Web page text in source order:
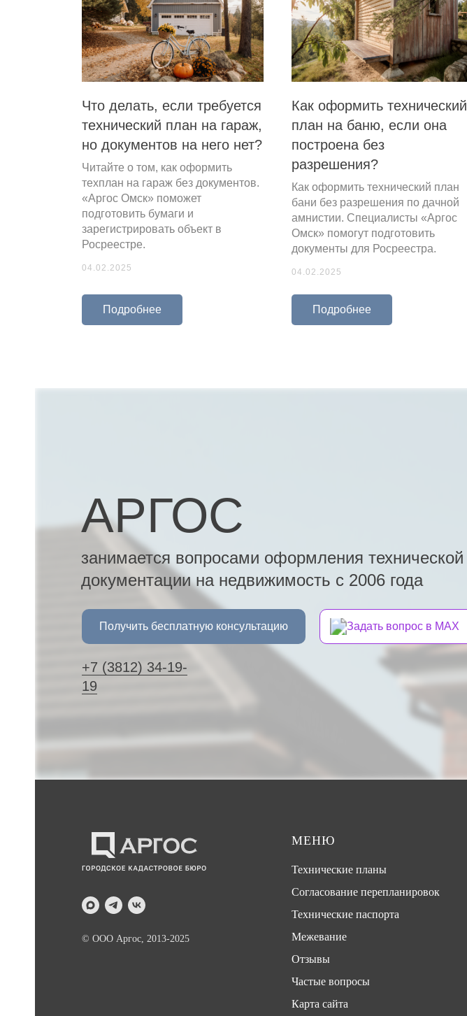
Что делать, если требуется
технический план на гараж,
но документов на него нет?
Читайте о том, как оформить
техплан на гараж без документов.
«Аргос Омск» поможет
подготовить бумаги и
зарегистрировать объект в
Росреестре.
04.02.2025
Подробнее
Как оформить технический
план на баню, если она
построена без
разрешения?
Как оформить технический план
бани без разрешения по дачной
амнистии. Специалисты «Аргос
Омск» помогут подготовить
документы для Росреестра.
04.02.2025
Подробнее
АРГОС
занимается вопросами оформления технической
документации на недвижимость с 2006 года
Получить бесплатную консультацию
+7 (3812) 34-19-
19
Задать вопрос в MAX
© ООО Аргос, 2013-2025
МЕНЮ
Технические планы
Согласование перепланировок
Технические паспорта
Межевание
Отзывы
Частые вопросы
Карта сайта